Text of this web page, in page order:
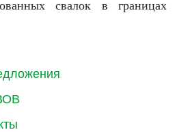
свалок в границах